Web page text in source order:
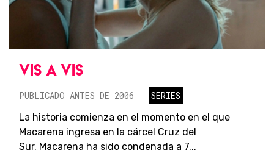
VIS A VIS
PUBLICADO ANTES DE 2006
SERIES
La historia comienza en el momento en el que
Macarena ingresa en la cárcel Cruz del
Sur. Macarena ha sido condenada a 7...